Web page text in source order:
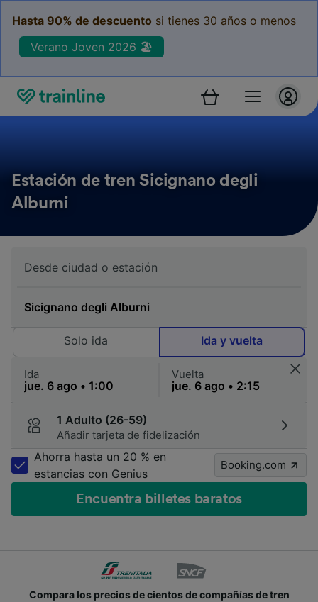
Hasta 90% de descuento si tienes 30 años o menos
Verano Joven 2026 🏖️
Estación de tren Sicignano degli
Alburni
Solo ida Ida y vuelta
Ida Vuelta
1 Adulto (26-59)
Añadir tarjeta de fidelización
Ahorra hasta un 20 % en
estancias con Genius
Booking.com
Encuentra billetes baratos
Compara los precios de cientos de compañías de tren